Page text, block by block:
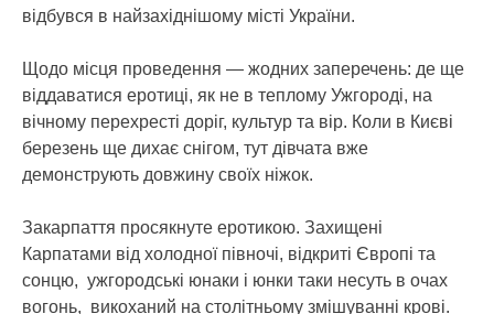
відбувся в найзахіднішому місті України.
Щодо місця проведення — жодних заперечень: де ще
віддаватися еротиці, як не в теплому Ужгороді, на
вічному перехресті доріг, культур та вір. Коли в Києві
березень ще дихає снігом, тут дівчата вже
демонструють довжину своїх ніжок.
Закарпаття просякнуте еротикою. Захищені
Карпатами від холодної півночі, відкриті Європі та
сонцю, ужгородські юнаки і юнки таки несуть в очах
вогонь, викоханий на столітньому змішуванні крові.